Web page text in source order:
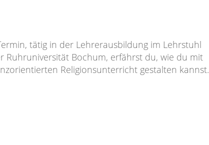
tätig in der Lehrerausbildung im Lehrstuhl
Ruhruniversität Bochum, erfährst du, wie du mit
Religionsunterricht gestalten kannst.